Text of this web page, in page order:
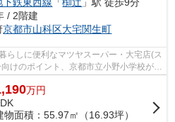
/ 2階建
京都市山科区大宅関生町
らしに便利なマツヤスーパー・大宅店(ス
けのポイント、京都市立小野小学校が徒
の...
万円
物面積：55.97㎡（16.93坪）